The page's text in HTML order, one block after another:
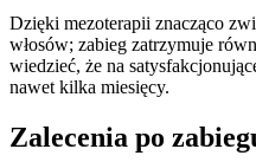
Dzięki mezoterapii znacząco
włosów; zabieg zatrzymuje
wiedzieć, że na
nawet kilka miesięcy.
Zalecenia po